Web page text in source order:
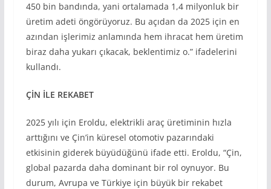
450 bin bandında, yani ortalamada 1,4 milyonluk bir
üretim adeti öngörüyoruz. Bu açıdan da 2025 için en
azından işlerimiz anlamında hem ihracat hem üretim
biraz daha yukarı çıkacak, beklentimiz o.” ifadelerini
kullandı.
ÇİN İLE REKABET
2025 yılı için Eroldu, elektrikli araç üretiminin hızla
arttığını ve Çin’in küresel otomotiv pazarındaki
etkisinin giderek büyüdüğünü ifade etti. Eroldu, “Çin,
global pazarda daha dominant bir rol oynuyor. Bu
durum, Avrupa ve Türkiye için büyük bir rekabet